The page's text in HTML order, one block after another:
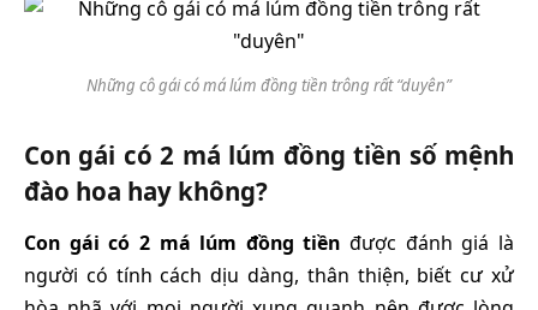
Những cô gái có má lúm đồng tiền trông rất “duyên”
Con gái có 2 má lúm đồng tiền số mệnh
đào hoa hay không?
Con gái có 2 má lúm đồng tiền được đánh giá là
người có tính cách dịu dàng, thân thiện, biết cư xử